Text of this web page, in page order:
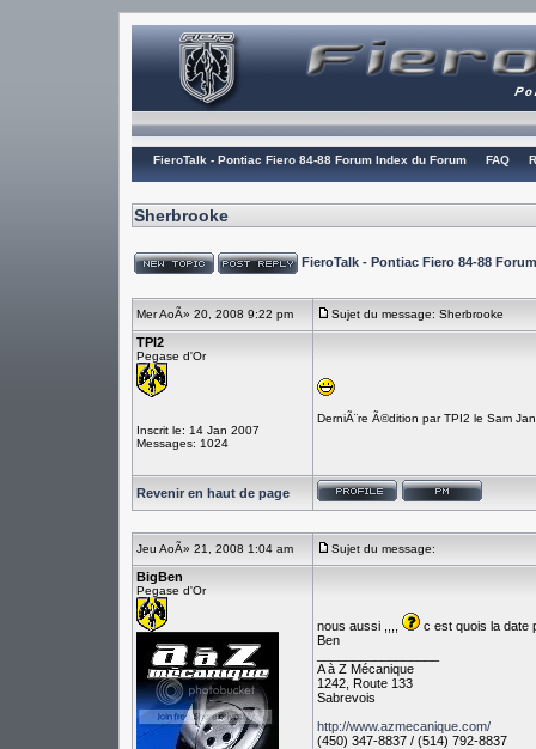
FieroTalk - Pontiac Fiero 84-88 Forum Index du Forum FAQ
Sherbrooke
FieroTalk - Pontiac Fiero 84-88
Mer AoÃ» 20, 2008 9:22 pm Sujet du message: Sherbrooke
TPI2
Pegase d'Or
Inscrit le: 14 Jan 2007
Messages: 1024
DerniÃ¨re Ã©dition par TPI2 le Sam
Revenir en haut de page
Jeu AoÃ» 21, 2008 1:04 am Sujet du message:
BigBen
Pegase d'Or
nous aussi ,,,,
c est quois la date
Ben
A à Z Mécanique
1242, Route 133
Sabrevois
http://www.azmecanique.com/
(450) 347-8837 / (514) 792-8837